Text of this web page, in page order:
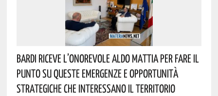
Bardi Riceve L’onorevole Aldo Mattia Per Fare Il
Punto Su Queste Emergenze E Opportunità
Strategiche Che Interessano Il Territorio